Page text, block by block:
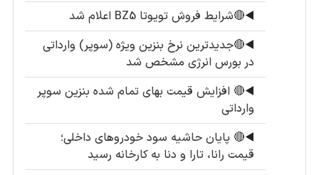
◀️🔴شرایط فروش تویوتا BZ5 اعلام شد
◀️🔴جدیدترین نرخ بنزین ویژه (سوپر) وارداتی
در بورس انرژی مشخص شد
◀️🔴 افزایش قیمت بهای تمام شده بنزین سوپر
وارداتی
◀️🔴 پایان حاشیه سود خودروهای داخلی؛
قیمت رانا، تارا و دنا به کارخانه رسید